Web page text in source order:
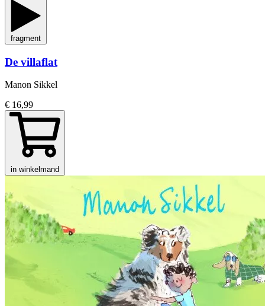
fragment
De villaflat
Manon Sikkel
€ 16,99
in winkelmand